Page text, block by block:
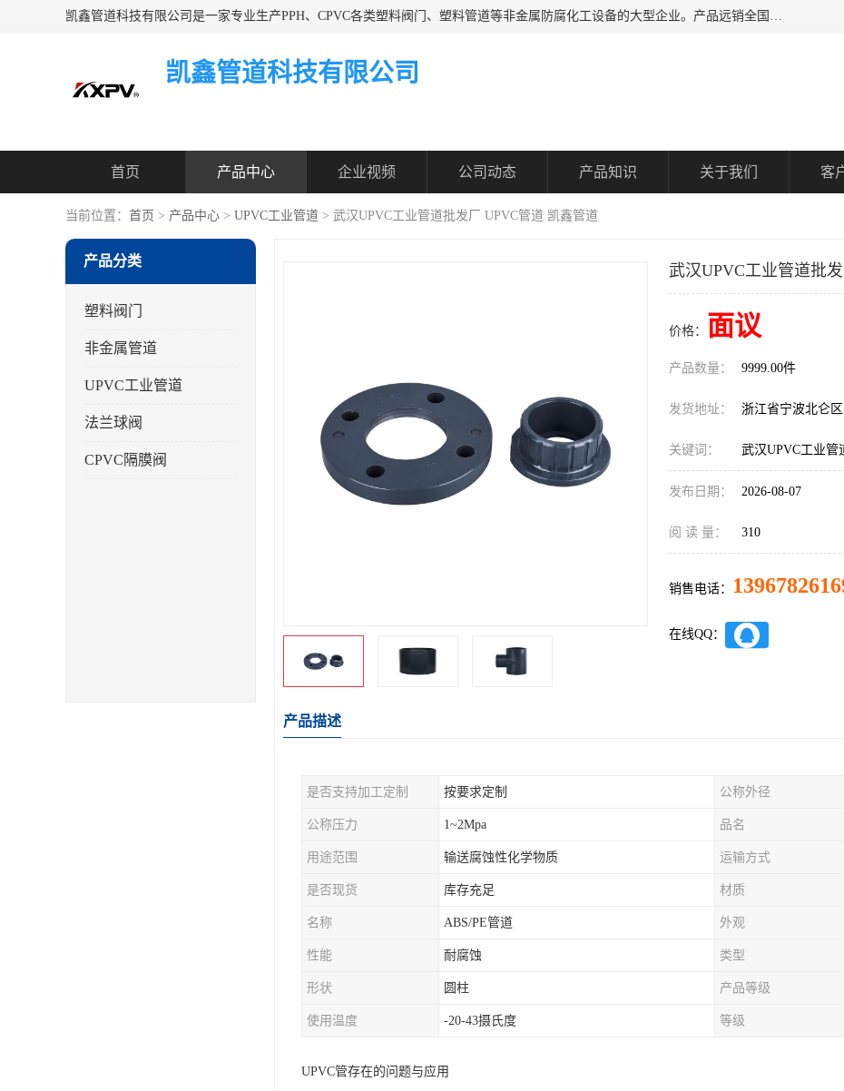
凯鑫管道科技有限公司是一家专业生产PPH、CPVC各类塑料阀门、塑料管道等非金属防腐化工设备的大型企业。产品远销全国三十一个省、市、自治区,广泛应用于化工、石油、氯碱、染料、制药、农药等行业，深受广大用户欢迎，是目前国内生产化工泵、阀门规模较大的生产基地之一。
凯鑫管道科技有限公司
首页 产品中心 企业视频 公司动态 产品知识 关于我们 客
当前位置： 首页 > 产品中心 > UPVC工业管道 > 武汉UPVC工业管道批发厂 UPVC管道 凯鑫管道
产品分类
塑料阀门
非金属管道
UPVC工业管道
法兰球阀
CPVC隔膜阀
武汉UPVC工业管道批
价格： 面议
产品数量： 9999.00件
发货地址： 浙江省宁波北仑区
关键词： 武汉UPVC工业管
发布日期： 2026-08-07
阅 读 量： 310
销售电话：
在线QQ：
产品描述
是否支持加工定制 按要求定制 公称外径
公称压力 1~2Mpa 品名
用途范围 输送腐蚀性化学物质 运输方式
是否现货 库存充足 材质
名称 ABS/PE管道 外观
性能 耐腐蚀 类型
形状 圆柱 产品等级
使用温度 -20-43摄氏度 等级
UPVC管存在的问题与应用